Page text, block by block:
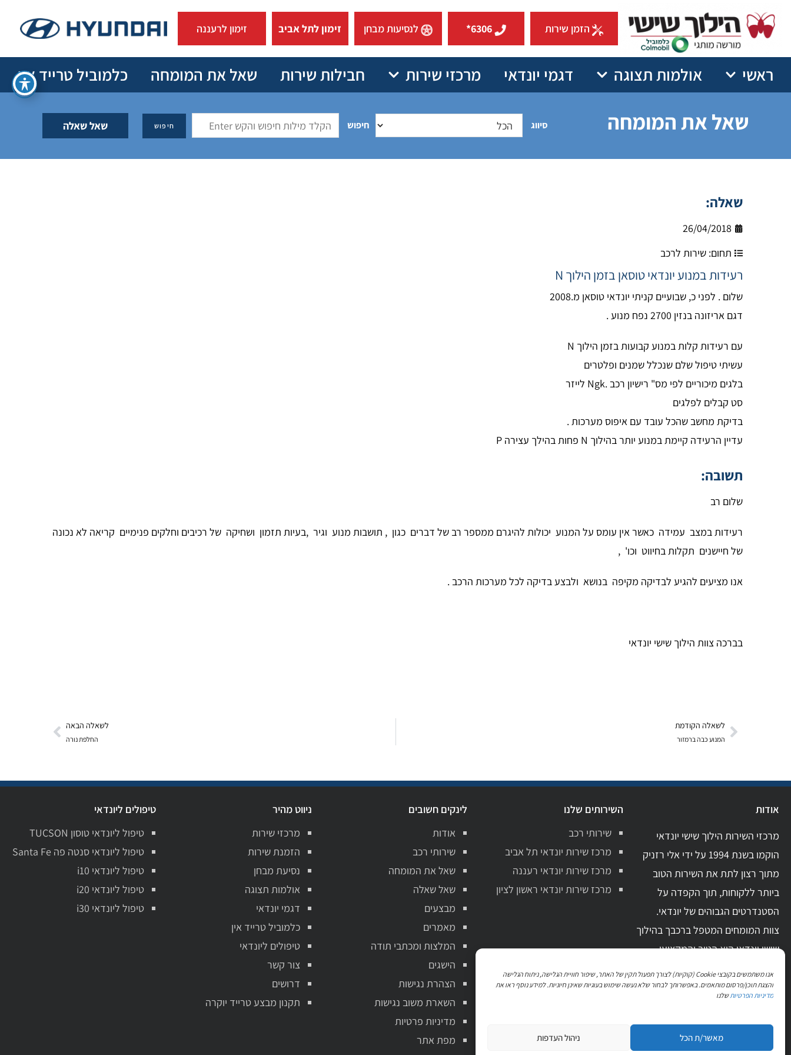
אנו משתמשים בקובצי Cookie (קוקיות) לצורך תפעול תקין של האתר, שיפור חוויית הגלישה, ניתוח הגלישה
והצגת תוכן/פרסום מותאמים. באפשרותך לבחור שלא נעשה שימוש בעוגיות שאינן חיוניות. למידע נוסף ראו את
מדיניות הפרטיותשלנו
מאשר/ת הכל ניהול העדפות
הזמן שירות 6306* לנסיעות מבחן זימון לתל אביב זימון לרעננה
ראשי אולמות תצוגה דגמי יונדאי מרכזי שירות חבילות שירות שאל את המומחה כלמוביל טרייד אין
שאל את המומחה סיווג חיפוש שאל שאלה
שאלה:
26/04/2018
תחום: שירות לרכב
רעידות במנוע יונדאי טוסאן בזמן הילוך N
שלום . לפני כ, שבועיים קניתי יונדאי טוסאן מ.2008
דגם אריזונה בנזין 2700 נפח מנוע .
עם רעידות קלות במנוע קבועות בזמן הילוך N
עשיתי טיפול שלם שנכלל שמנים ופלטרים
בלגים מיכוריים לפי מס" רישיון רכב .Ngk לייזר
סט קבלים לפלגים
בדיקת מחשב שהכל עובד עם איפוס מערכות .
עדיין הרעידה קיימת במנוע יותר בהילוך N פחות בהילך עצירה P
תשובה:
שלום רב
רעידות במצב עמידה כאשר אין עומס על המנוע יכולות להיגרם ממספר רב של דברים כגון , תושבות מנוע וגיר ,בעיות תזמון ושחיקה של רכיבים וחלקים פנימיים קריאה לא נכונה
של חיישנים תקלות בחיווט וכו' ,
אנו מציעים להגיע לבדיקה מקיפה בנושא ולבצע בדיקה לכל מערכות הרכב .
בברכה צוות הילוך שישי יונדאי
לשאלה הקודמת
המנוע כבה ברמזור
לשאלה הבאה
החלפת נורה
אודות
מרכזי השירות הילוך שישי יונדאי
הוקמו בשנת 1994 על ידי אלי רזניק
מתוך רצון לתת את השירות הטוב
ביותר ללקוחות, תוך הקפדה על
הסטנדרטים הגבוהים של יונדאי.
צוות המומחים המטפל ברכבך בהילוך
שישי יונדאי הוא הטוב והמקצועי
וניסיון מעשי רב.
השירותים שלנו
שירותי רכב
מרכז שירות יונדאי תל אביב
מרכז שירות יונדאי רעננה
מרכז שירות יונדאי ראשון לציון
לינקים חשובים
אודות
שירותי רכב
שאל את המומחה
שאל שאלה
מבצעים
מאמרים
המלצות ומכתבי תודה
הישגים
הצהרת נגישות
השארת משוב נגישות
מדיניות פרטיות
מפת אתר
ניווט מהיר
מרכזי שירות
הזמנת שירות
נסיעת מבחן
אולמות תצוגה
דגמי יונדאי
כלמוביל טרייד אין
טיפולים ליונדאי
צור קשר
דרושים
תקנון מבצע טרייד יוקרה
טיפולים ליונדאי
טיפול ליונדאי טוסון TUCSON
טיפול ליונדאי סנטה פה Santa Fe
טיפול ליונדאי i10
טיפול ליונדאי i20
טיפול ליונדאי i30